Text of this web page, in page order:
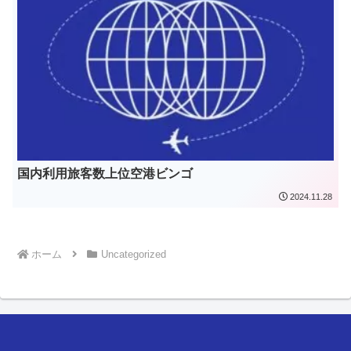
国内利用旅客数上位空港ビンゴ
2024.11.28
ホーム Uncategorized